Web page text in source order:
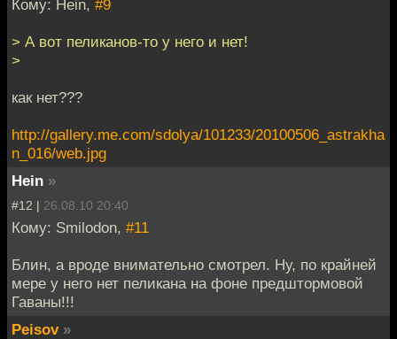
Кому: Hein, #9
> А вот пеликанов-то у него и нет!
>
как нет???
http://gallery.me.com/sdolya/101233/20100506_astrakha
n_016/web.jpg
Hein »
#12 | 26.08.10 20:40
Кому: Smilodon, #11
Блин, а вроде внимательно смотрел. Ну, по крайней
мере у него нет пеликана на фоне предштормовой
Гаваны!!!
Peisov »